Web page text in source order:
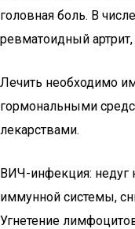
головная боль. В
ревматоидный артрит,
Лечить необходимо
гормональными
лекарствами.
ВИЧ-инфекция: недуг
иммунной системы,
Угнетение